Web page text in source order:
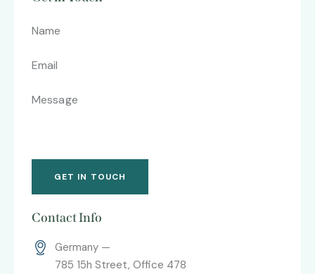
Contact Info
Germany —
785 15h Street, Office 478